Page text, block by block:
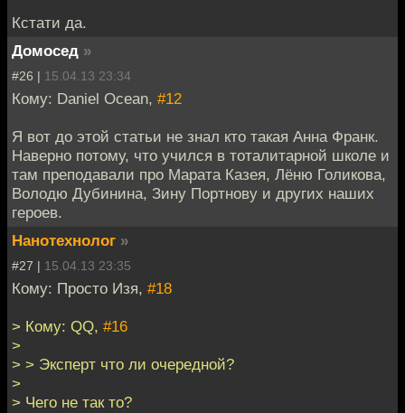
Кстати да.
Домосед »
#26 | 15.04.13 23:34
Кому: Daniel Ocean, #12
Я вот до этой статьи не знал кто такая Анна Франк.
Наверно потому, что учился в тоталитарной школе и
там преподавали про Марата Казея, Лёню Голикова,
Володю Дубинина, Зину Портнову и других наших
героев.
Нанотехнолог »
#27 | 15.04.13 23:35
Кому: Просто Изя, #18
> Кому: QQ, #16
>
> > Эксперт что ли очередной?
>
> Чего не так то?